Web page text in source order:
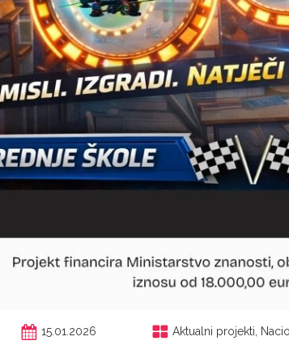
15.01.2026 Aktualni projekti,